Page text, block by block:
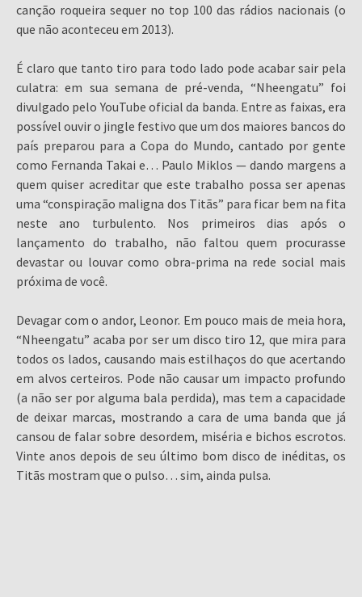
canção roqueira sequer no top 100 das rádios nacionais (o
que não aconteceu em 2013).
É claro que tanto tiro para todo lado pode acabar sair pela
culatra: em sua semana de pré-venda, “Nheengatu” foi
divulgado pelo YouTube oficial da banda. Entre as faixas, era
possível ouvir o jingle festivo que um dos maiores bancos do
país preparou para a Copa do Mundo, cantado por gente
como Fernanda Takai e… Paulo Miklos — dando margens a
quem quiser acreditar que este trabalho possa ser apenas
uma “conspiração maligna dos Titãs” para ficar bem na fita
neste ano turbulento. Nos primeiros dias após o
lançamento do trabalho, não faltou quem procurasse
devastar ou louvar como obra-prima na rede social mais
próxima de você.
Devagar com o andor, Leonor. Em pouco mais de meia hora,
“Nheengatu” acaba por ser um disco tiro 12, que mira para
todos os lados, causando mais estilhaços do que acertando
em alvos certeiros. Pode não causar um impacto profundo
(a não ser por alguma bala perdida), mas tem a capacidade
de deixar marcas, mostrando a cara de uma banda que já
cansou de falar sobre desordem, miséria e bichos escrotos.
Vinte anos depois de seu último bom disco de inéditas, os
Titãs mostram que o pulso… sim, ainda pulsa.